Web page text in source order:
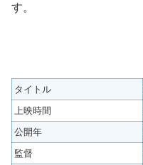
す。
タイトル
上映時間
公開年
監督